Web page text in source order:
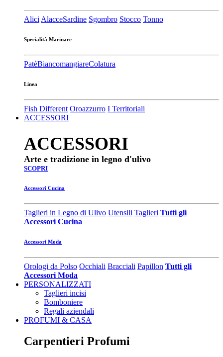
Alici AlacceSardine Sgombro Stocco Tonno
Specialità Marinare
Patè​BiancomangiareColatura
Linea
Fish Different Oroazzurro I Territoriali
ACCESSORI
ACCESSORI
Arte e tradizione in legno d'ulivo
SCOPRI
Accessori Cucina
Taglieri in Legno di Ulivo Utensili Taglieri Tutti gli
Accessori Cucina
Accessori Moda
Orologi da Polso Occhiali Bracciali Papillon Tutti gli
Accessori Moda
PERSONALIZZATI
Taglieri incisi
Bomboniere
Regali aziendali
PROFUMI & CASA
Carpentieri Profumi